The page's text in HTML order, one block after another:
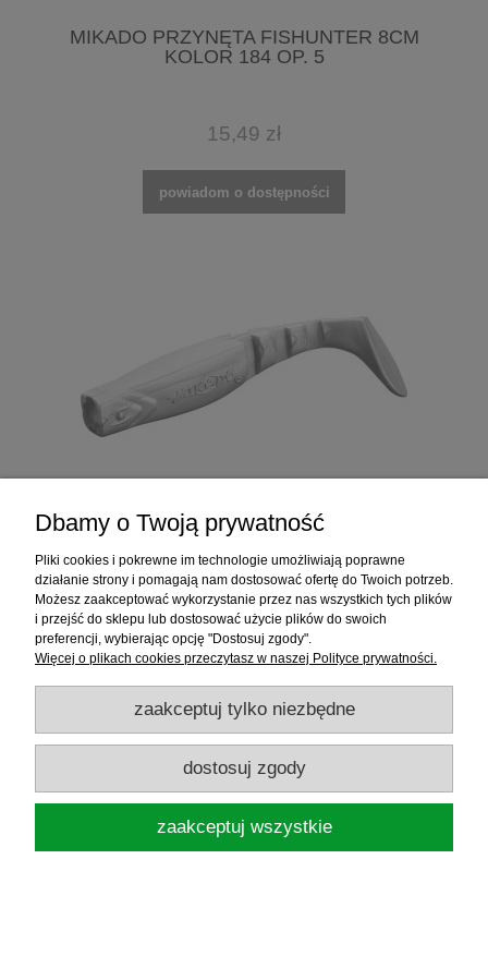
MIKADO PRZYNĘTA FISHUNTER 8CM
KOLOR 184 OP. 5
15,49 zł
powiadom o dostępności
MIKADO PRZYNĘTA FISHUNTER 8CM
KOLOR 185 OP. 5
14,98 zł
Dbamy o Twoją prywatność
Pliki cookies i pokrewne im technologie umożliwiają poprawne
działanie strony i pomagają nam dostosować ofertę do Twoich potrzeb.
Możesz zaakceptować wykorzystanie przez nas wszystkich tych plików
i przejść do sklepu lub dostosować użycie plików do swoich
preferencji, wybierając opcję "Dostosuj zgody".
Więcej o plikach cookies przeczytasz w naszej Polityce prywatności.
zaakceptuj tylko niezbędne
dostosuj zgody
zaakceptuj wszystkie